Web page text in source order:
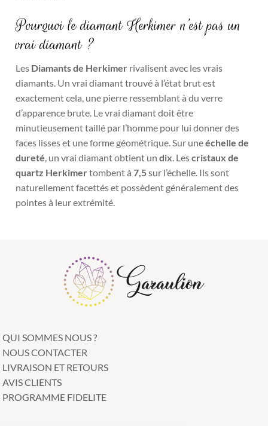
Pourquoi le diamant Herkimer n’est pas un
vrai diamant ?
Les Diamants de Herkimer rivalisent avec les vrais
diamants. Un vrai diamant trouvé à l’état brut est
exactement cela, une pierre ressemblant à du verre
d’apparence brute. Le vrai diamant doit être
minutieusement taillé par l’homme pour lui donner des
faces lisses et une forme géométrique. Sur uneéchelle de
dureté, un vrai diamant obtient undix. Lescristaux de
quartz Herkimertombent à7,5sur l’échelle. Ils sont
naturellement facettés et possèdent généralement des
pointes à leur extrémité.
QUI SOMMES NOUS ?
NOUS CONTACTER
LIVRAISON ET RETOURS
AVIS CLIENTS
PROGRAMME FIDELITE